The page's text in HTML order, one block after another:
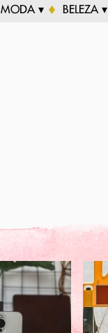
MODA ▾ BELEZA ▾